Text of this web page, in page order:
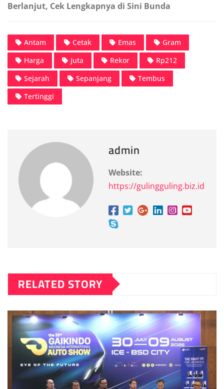
Berlanjut, Cek Lengkapnya di Sini Bunda
Antam Cetak Emas
Gram
Harga
Juta Rekor
Rp212
Sejarah
Sepanjang
Tembus
Tertinggi
admin
Website:
https://gulingguling.biz.id
RELATED STORY